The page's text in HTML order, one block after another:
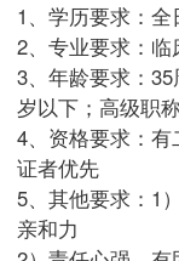
1、学历要求：
2、专业要求：
3、年龄要求：
岁以下；高级职
4、资格要求：
证者优先
5、其他要求：1
亲和力